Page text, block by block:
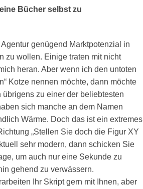
Bücher selbst zu
genügend Marktpotenzial in
zu wollen. Einige traten mit nicht
heran. Aber wenn ich den untoten
Kotze nennen möchte, dann möchte
zu einer der beliebtesten
sich manche an dem Namen
Wärme. Doch das ist ein extremes
„Stellen Sie doch die Figur XY
sehr modern, dann schicken Sie
um auch nur eine Sekunde zu
gehend zu verwässern.
Ihr Skript gern mit Ihnen, aber